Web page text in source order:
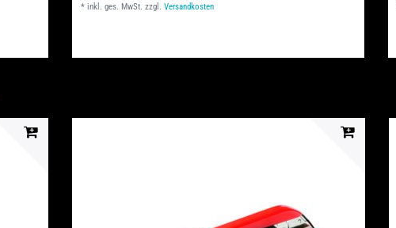
*inkl. ges. MwSt. zzgl.Versandkosten